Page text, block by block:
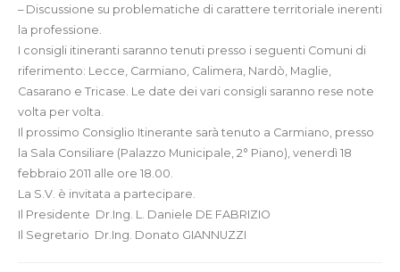
– Discussione su problematiche di carattere territoriale inerenti
la professione.
I consigli itineranti saranno tenuti presso i seguenti Comuni di
riferimento: Lecce, Carmiano, Calimera, Nardò, Maglie,
Casarano e Tricase. Le date dei vari consigli saranno rese note
volta per volta.
Il prossimo Consiglio Itinerante sarà tenuto a Carmiano, presso
la Sala Consiliare (Palazzo Municipale, 2° Piano), venerdì 18
febbraio 2011 alle ore 18.00.
La S.V. è invitata a partecipare.
Il Presidente  Dr.Ing. L. Daniele DE FABRIZIO
Il Segretario  Dr.Ing. Donato GIANNUZZI